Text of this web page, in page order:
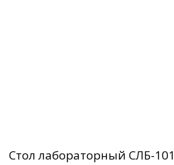
Стол лабораторный СЛБ-101